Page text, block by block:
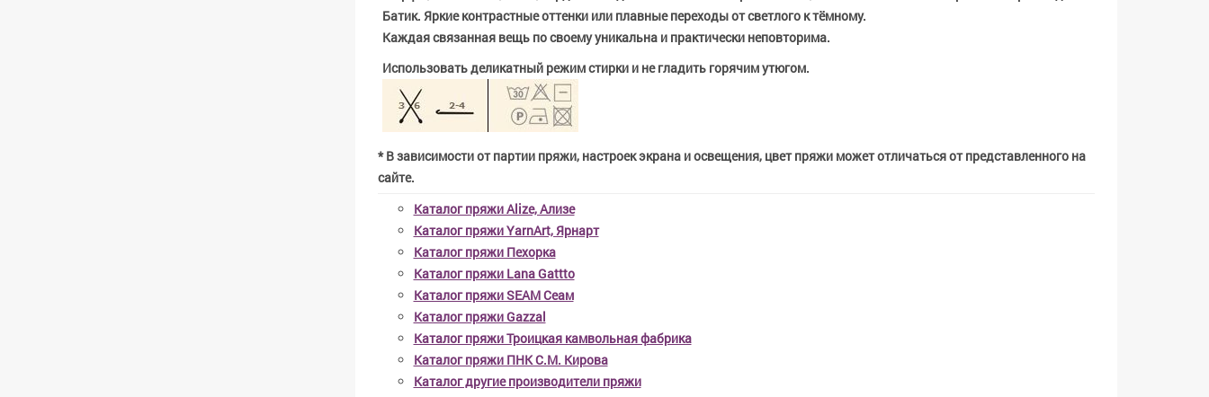
Батик. Яркие контрастные оттенки или плавные переходы от светлого к тёмному.
Каждая связанная вещь по своему уникальна и практически неповторима.
Использовать деликатный режим стирки и не гладить горячим утюгом.
* В зависимости от партии пряжи, настроек экрана и освещения, цвет пряжи может отличаться от представленного на
сайте.
Каталог пряжи Alize, Ализе
Каталог пряжи YarnArt, Ярнарт
Каталог пряжи Пехорка
Каталог пряжи Lana Gattto
Каталог пряжи SEAM Сеам
Каталог пряжи Gazzal
Каталог пряжи Троицкая камвольная фабрика
Каталог пряжи ПНК С.М. Кирова
Каталог другие производители пряжи